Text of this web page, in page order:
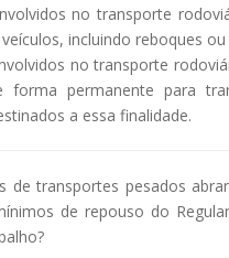
no transporte
incluindo reboques
no transporte
forma permanente para
a essa finalidade.
de transportes pesados
de repouso do